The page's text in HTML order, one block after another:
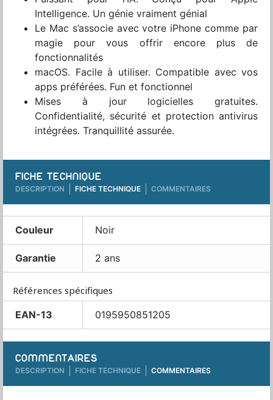
Intelligence. Un génie vraiment génial
Le Mac s’associe avec votre iPhone comme par
magie pour vous offrir encore plus de
fonctionnalités
macOS. Facile à utiliser. Compatible avec vos
apps préférées. Fun et fonctionnel
Mises à jour logicielles gratuites.
Confidentialité, sécurité et protection antivirus
intégrées. Tranquillité assurée.
FICHE TECHNIQUE
DESCRIPTION FICHE TECHNIQUE COMMENTAIRES
Couleur Noir
Garantie 2 ans
Références spécifiques
EAN-13
0195950851205
COMMENTAIRES
DESCRIPTION FICHE TECHNIQUE COMMENTAIRES